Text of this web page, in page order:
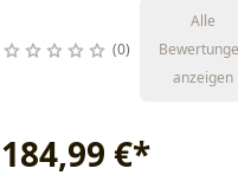
0
Alle
anzeigen
184,99 €*